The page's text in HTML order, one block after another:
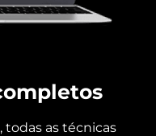
todas as técnicas